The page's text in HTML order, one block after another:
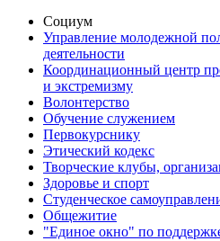
Социум
Управление молодежной
деятельности
Координационный центр
и экстремизму
Волонтерство
Обучение служением
Первокурснику
Этический кодекс
Творческие клубы,
Здоровье и спорт
Студенческое
Общежитие
"Единое окно" по